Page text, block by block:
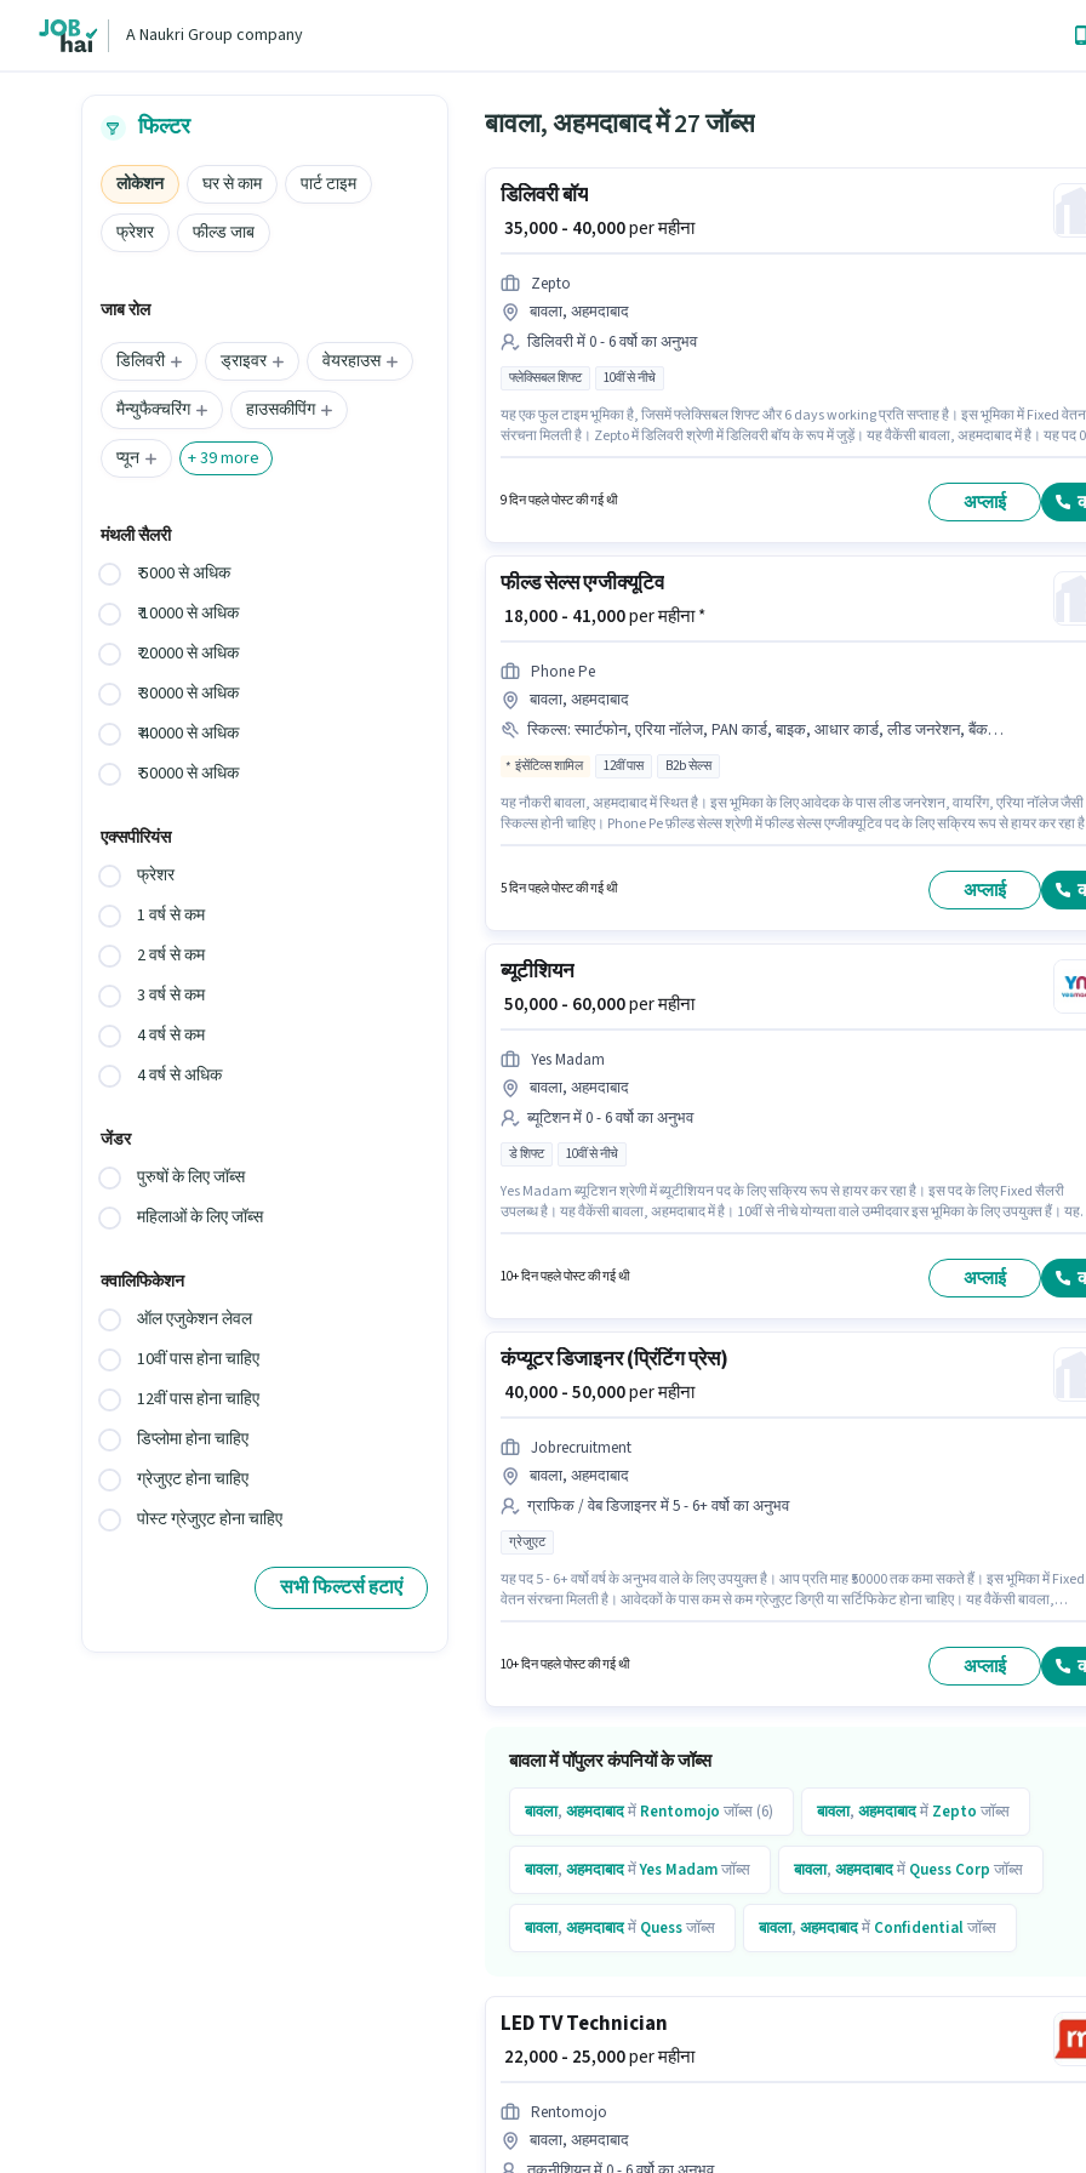
A Naukri Group company
फिल्टर
लोकेशन घर से काम
पार्ट टाइम
फ्रेशर
फील्ड जाब
जाब रोल
डिलिवरी ड्राइवर
वेयरहाउस
मैन्युफैक्चरिंग
हाउसकीपिंग
प्यून
+39more
मंथली सैलरी
₹ 5000 से अधिक
₹ 10000 से अधिक
₹ 20000 से अधिक
₹ 30000 से अधिक
₹ 40000 से अधिक
₹ 50000 से अधिक
एक्सपीरियंस
फ्रेशर
1 वर्ष से कम
2 वर्ष से कम
3 वर्ष से कम
4 वर्ष से कम
4 वर्ष से अधिक
जेंडर
पुरुषों के लिए जॉब्स
महिलाओं के लिए जॉब्स
क्वालिफिकेशन
ऑल एजुकेशन लेवल
10वीं पास होना चाहिए
12वीं पास होना चाहिए
डिप्लोमा होना चाहिए
ग्रेजुएट होना चाहिए
पोस्ट ग्रेजुएट होना चाहिए
सभी फिल्टर्स हटाएं
बावला, अहमदाबाद में 27 जॉब्स
डिलिवरी बॉय
₹ 35,000 - 40,000per महीना
Zepto
बावला, अहमदाबाद
डिलिवरी में 0 - 6 वर्षो का अनुभव
फ्लेक्सिबल शिफ्ट 10वीं से नीचे
यह एक फुल टाइम भूमिका है, जिसमें फ्लेक्सिबल शिफ्ट और 6 days working प्रति सप्ताह है। इस भूमिका में Fixed वेतन
संरचना मिलती है। Zepto में डिलिवरी श्रेणी में डिलिवरी बॉय के रूप में जुड़ें। यह वैकेंसी बावला, अहमदाबाद में है। यह पद
9 दिन पहले पोस्ट की गई थी अप्लाई
फील्ड सेल्स एग्जीक्यूटिव
₹ 18,000 - 41,000per महीना *
Phone Pe
बावला, अहमदाबाद
स्किल्स: स्मार्टफोन, एरिया नॉलेज, PAN कार्ड, बाइक, आधार कार्ड, लीड जनरेशन, बैंक अकाउंट, वायरिंग
इंसेंटिव्स शामिल 12वीं पास B2b सेल्स
यह नौकरी बावला, अहमदाबाद में स्थित है। इस भूमिका के लिए आवेदक के पास लीड जनरेशन, वायरिंग, एरिया नॉलेज जैसी
स्किल्स होनी चाहिए। Phone Pe फ़ील्ड सेल्स श्रेणी में फील्ड सेल्स एग्जीक्यूटिव पद के लिए सक्रिय रूप से हायर कर रहा
5 दिन पहले पोस्ट की गई थी अप्लाई
ब्यूटीशियन
₹ 50,000 - 60,000per महीना
Yes Madam
बावला, अहमदाबाद
ब्यूटिशन में 0 - 6 वर्षो का अनुभव
डे शिफ्ट 10वीं से नीचे
Yes Madam ब्यूटिशन श्रेणी में ब्यूटीशियन पद के लिए सक्रिय रूप से हायर कर रहा है। इस पद के लिए Fixed सैलरी
उपलब्ध है। यह वैकेंसी बावला, अहमदाबाद में है। 10वीं से नीचे योग्यता वाले उम्मीदवार इस भूमिका के लिए उपयुक्त हैं। यह
10+ दिन पहले पोस्ट की गई थी अप्लाई
कंप्यूटर डिजाइनर (प्रिंटिंग प्रेस)
₹ 40,000 - 50,000per महीना
Jobrecruitment
बावला, अहमदाबाद
ग्राफिक / वेब डिजाइनर में 5 - 6+ वर्षो का अनुभव
ग्रेजुएट
यह पद 5 - 6+ वर्षो वर्ष के अनुभव वाले के लिए उपयुक्त है। आप प्रति माह ₹50000 तक कमा सकते हैं। इस भूमिका में Fixed
वेतन संरचना मिलती है। आवेदकों के पास कम से कम ग्रेजुएट डिग्री या सर्टिफिकेट होना चाहिए। यह वैकेंसी बावला,
10+ दिन पहले पोस्ट की गई थी अप्लाई
बावला में पॉपुलर कंपनियों के जॉब्स
बावला, अहमदाबादमें Rentomojo जॉब्स (6) बावला, अहमदाबादमें Zepto जॉब्स
बावला, अहमदाबादमेंYes Madamजॉब्स बावला, अहमदाबादमें Quess Corp जॉब्स
बावला, अहमदाबादमें Quessजॉब्स बावला, अहमदाबादमें Confidentialजॉब्स
LED TV Technician
₹ 22,000 - 25,000per महीना
Rentomojo
बावला, अहमदाबाद